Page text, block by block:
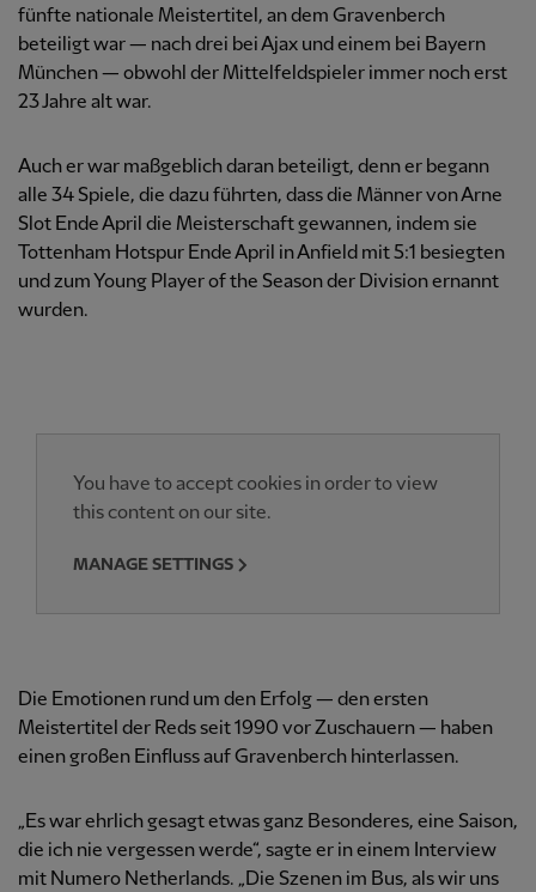
fünfte nationale Meistertitel, an dem Gravenberch
beteiligt war — nach drei bei Ajax und einem bei Bayern
München — obwohl der Mittelfeldspieler immer noch erst
23 Jahre alt war.
Auch er war maßgeblich daran beteiligt, denn er begann
alle 34 Spiele, die dazu führten, dass die Männer von Arne
Slot Ende April die Meisterschaft gewannen, indem sie
Tottenham Hotspur Ende April in Anfield mit 5:1 besiegten
und zum Young Player of the Season der Division ernannt
wurden.
You have to accept cookies in order to view
this content on our site.
MANAGE SETTINGS
Die Emotionen rund um den Erfolg — den ersten
Meistertitel der Reds seit 1990 vor Zuschauern — haben
einen großen Einfluss auf Gravenberch hinterlassen.
„Es war ehrlich gesagt etwas ganz Besonderes, eine Saison,
die ich nie vergessen werde“, sagte er in einem Interview
mit Numero Netherlands. „Die Szenen im Bus, als wir uns